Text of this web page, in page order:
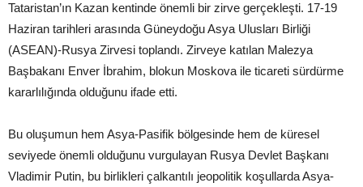
Tataristan’ın Kazan kentinde önemli bir zirve gerçekleşti. 17-19
Haziran tarihleri arasında Güneydoğu Asya Ulusları Birliği
(ASEAN)-Rusya Zirvesi toplandı. Zirveye katılan Malezya
Başbakanı Enver İbrahim, blokun Moskova ile ticareti sürdürme
kararlılığında olduğunu ifade etti.
Bu oluşumun hem Asya-Pasifik bölgesinde hem de küresel
seviyede önemli olduğunu vurgulayan Rusya Devlet Başkanı
Vladimir Putin, bu birlikleri çalkantılı jeopolitik koşullarda Asya-